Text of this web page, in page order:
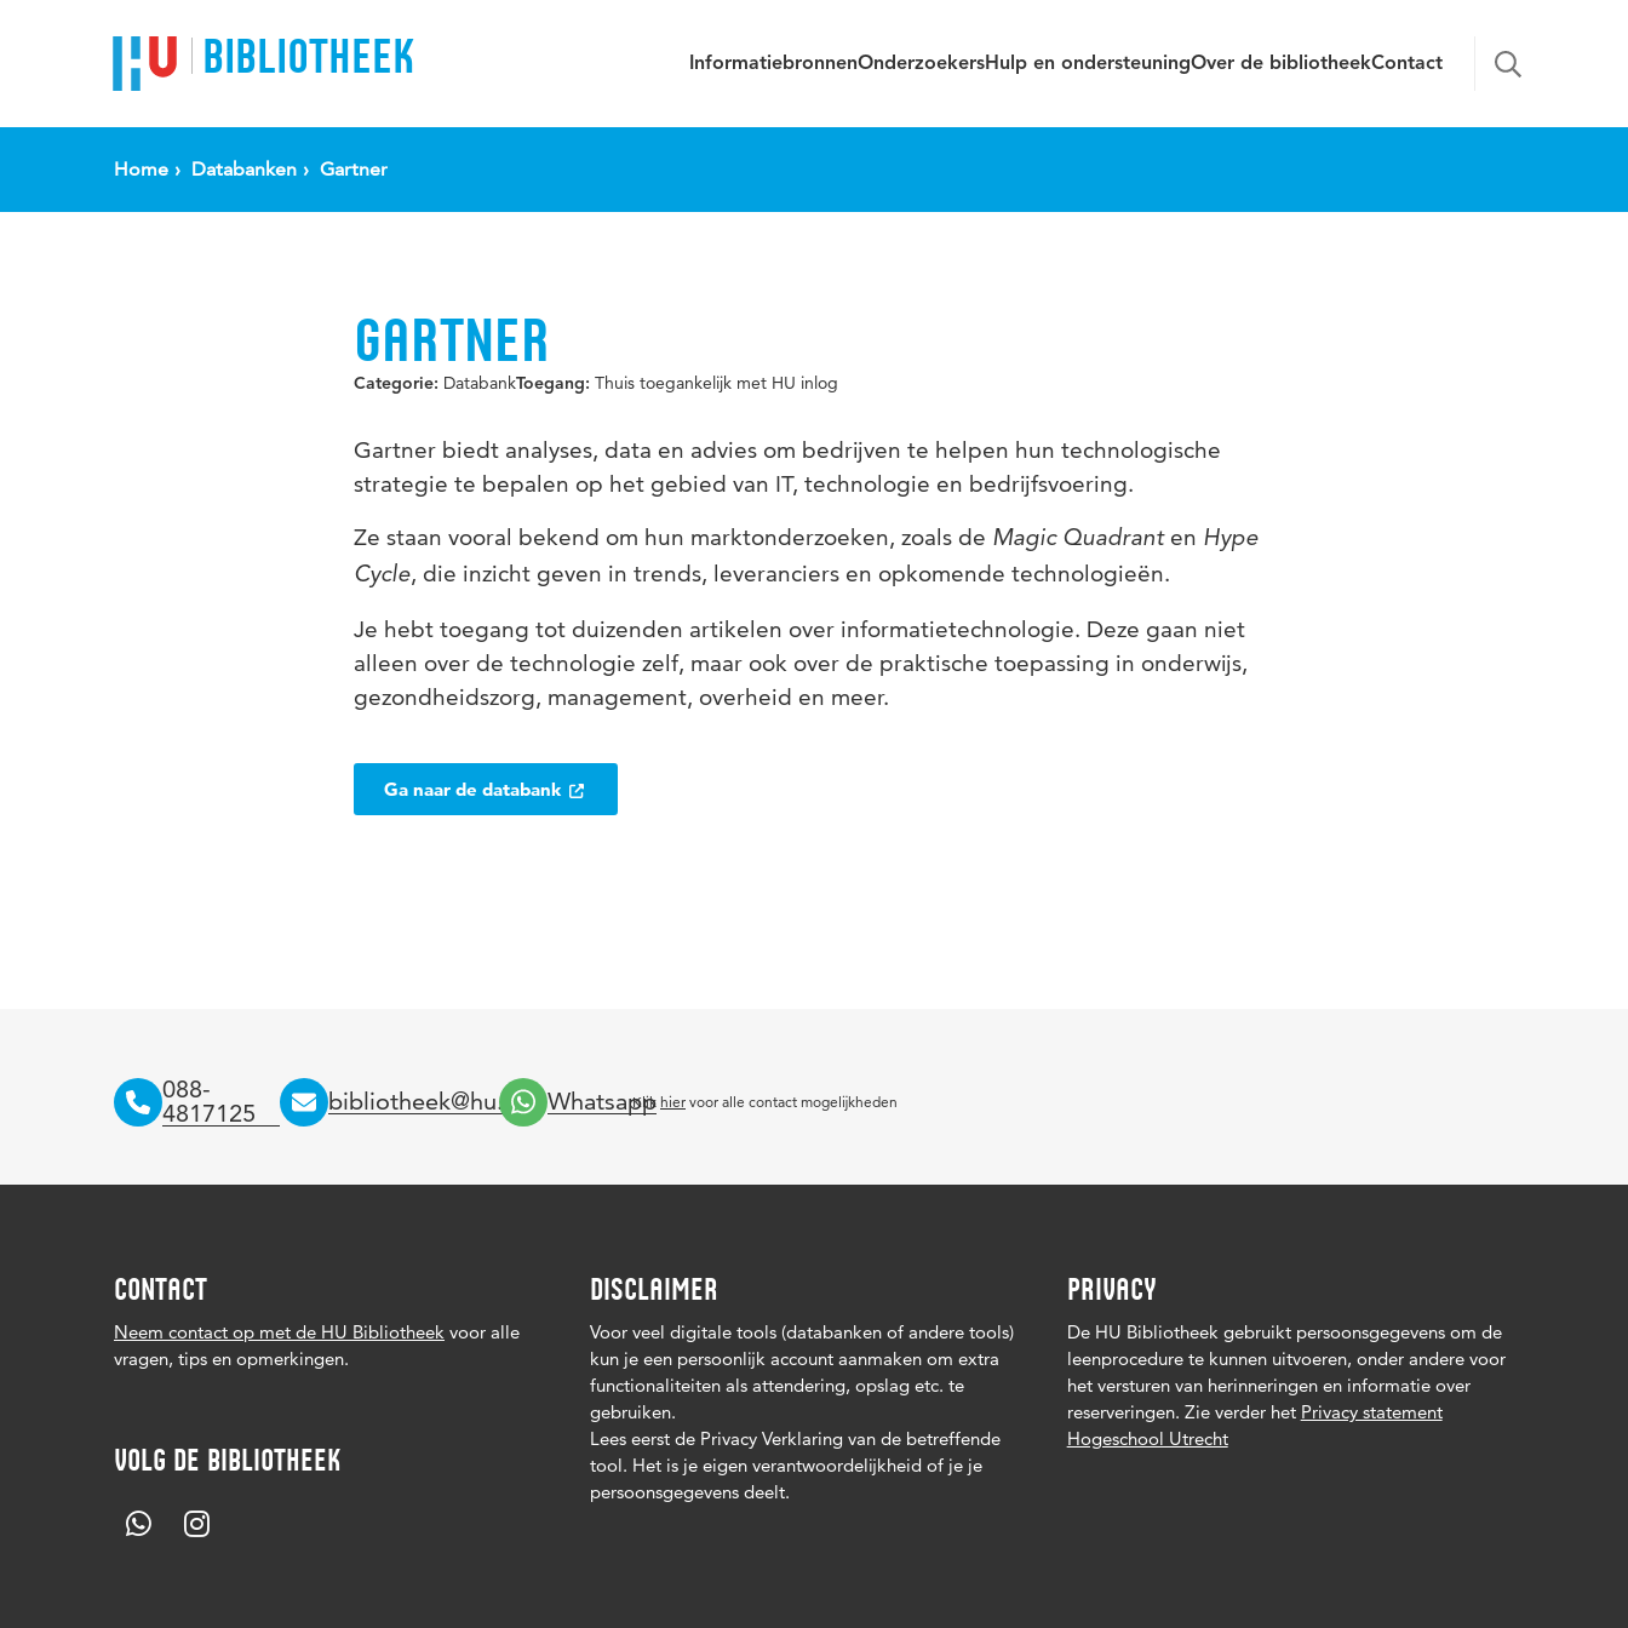
BIBLIOTHEEK InformatiebronnenOnderzoekersHulp en ondersteuningOver de bibliotheekContact
Home Databanken Gartner
GARTNER
Categorie: DatabankToegang: Thuis toegankelijk met HU inlog
Gartner biedt analyses, data en advies om bedrijven te helpen hun technologische
strategie te bepalen op het gebied van IT, technologie en bedrijfsvoering.
Ze staan vooral bekend om hun marktonderzoeken, zoals de Magic Quadranten Hype
Cycle, die inzicht geven in trends, leveranciers en opkomende technologieën.
Je hebt toegang tot duizenden artikelen over informatietechnologie. Deze gaan niet
alleen over de technologie zelf, maar ook over de praktische toepassing in onderwijs,
gezondheidszorg, management, overheid en meer.
Ga naar de databank
088-
4817125
bibliotheek@hu.nl Whatsapp
Klik hier voor alle contact mogelijkheden
CONTACT
Neem contact op met de HU Bibliotheek voor alle
vragen, tips en opmerkingen.
VOLG DE BIBLIOTHEEK
DISCLAIMER
Voor veel digitale tools (databanken of andere tools)
kun je een persoonlijk account aanmaken om extra
functionaliteiten als attendering, opslag etc. te
gebruiken.
Lees eerst de Privacy Verklaring van de betreffende
tool. Het is je eigen verantwoordelijkheid of je je
persoonsgegevens deelt.
PRIVACY
De HU Bibliotheek gebruikt persoonsgegevens om de
leenprocedure te kunnen uitvoeren, onder andere voor
het versturen van herinneringen en informatie over
reserveringen. Zie verder het Privacy statement
Hogeschool Utrecht